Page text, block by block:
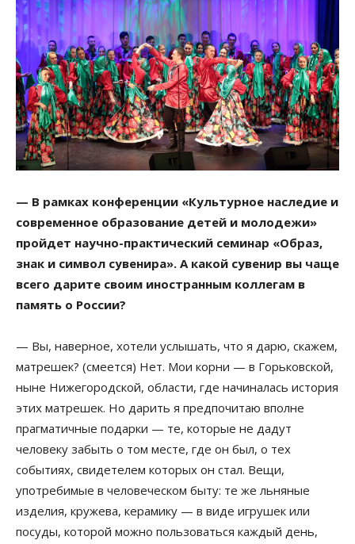
— В рамках конференции «Культурное наследие и
современное образование детей и молодежи»
пройдет научно-практический семинар «Образ,
знак и символ сувенира». А какой сувенир вы чаще
всего дарите своим иностранным коллегам в
память о России?
— Вы, наверное, хотели услышать, что я дарю, скажем,
матрешек? (смеется) Нет. Мои корни — в Горьковской,
ныне Нижегородской, области, где начиналась история
этих матрешек. Но дарить я предпочитаю вполне
прагматичные подарки — те, которые не дадут
человеку забыть о том месте, где он был, о тех
событиях, свидетелем которых он стал. Вещи,
употребимые в человеческом быту: те же льняные
изделия, кружева, керамику — в виде игрушек или
посуды, которой можно пользоваться каждый день,